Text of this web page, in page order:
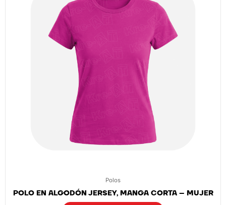
Polos
POLO EN ALGODÓN JERSEY, MANGA CORTA – MUJER